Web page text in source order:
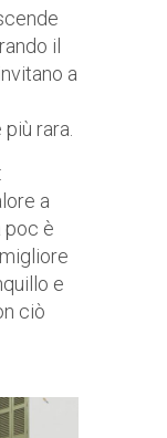
il
a
rara.
a
poc è
e
ciò